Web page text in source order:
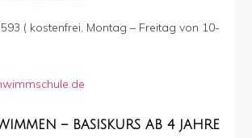
( kostenfrei, Montag – Freitag von 10-
– BASISKURS AB 4 JAHRE